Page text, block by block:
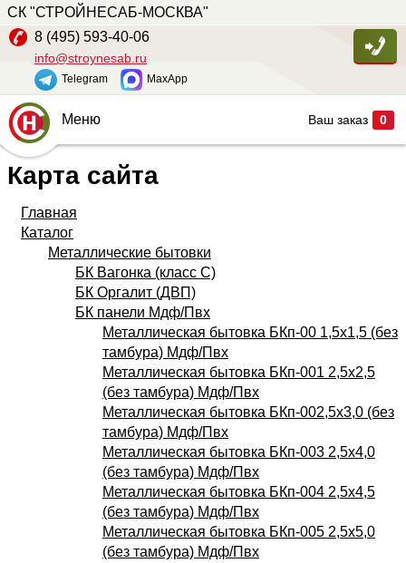
СК "СТРОЙНЕСАБ-МОСКВА"
8 (495) 593-40-06
info@stroynesab.ru
Telegram MaxApp
Ваш заказ 0
Услуги
Наши работы
Сопутствующие товары
О компании
Контакты
Меню
Карта сайта
Главная
Каталог
Металлические бытовки
БК Вагонка (класс С)
БК Оргалит (ДВП)
БК панели Мдф/Пвх
Металлическая бытовка БКп-00 1,5х1,5 (без
тамбура) Мдф/Пвх
Металлическая бытовка БКп-001 2,5х2,5
(без тамбура) Мдф/Пвх
Металлическая бытовка БКп-002,5х3,0 (без
тамбура) Мдф/Пвх
Металлическая бытовка БКп-003 2,5х4,0
(без тамбура) Мдф/Пвх
Металлическая бытовка БКп-004 2,5х4,5
(без тамбура) Мдф/Пвх
Металлическая бытовка БКп-005 2,5х5,0
(без тамбура) Мдф/Пвх